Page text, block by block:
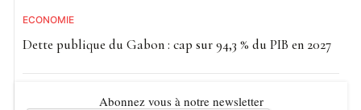
ECONOMIE
Dette publique du Gabon : cap sur 94,3 % du PIB en 2027
Abonnez vous à notre newsletter